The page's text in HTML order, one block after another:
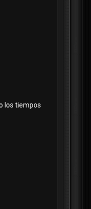
los tiempos